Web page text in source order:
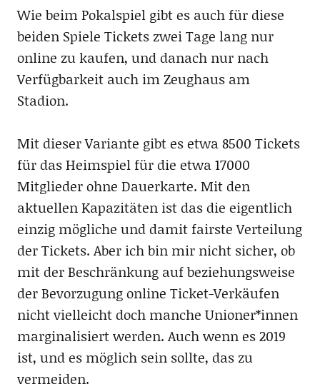
Wie beim Pokalspiel gibt es auch für diese
beiden Spiele Tickets zwei Tage lang nur
online zu kaufen, und danach nur nach
Verfügbarkeit auch im Zeughaus am
Stadion.
Mit dieser Variante gibt es etwa 8500 Tickets
für das Heimspiel für die etwa 17000
Mitglieder ohne Dauerkarte. Mit den
aktuellen Kapazitäten ist das die eigentlich
einzig mögliche und damit fairste Verteilung
der Tickets. Aber ich bin mir nicht sicher, ob
mit der Beschränkung auf beziehungsweise
der Bevorzugung online Ticket-Verkäufen
nicht vielleicht doch manche Unioner*innen
marginalisiert werden. Auch wenn es 2019
ist, und es möglich sein sollte, das zu
vermeiden.